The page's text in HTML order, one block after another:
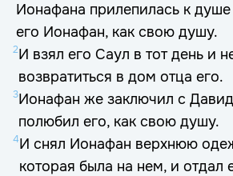
Ионафана прилепилась к
его Ионафан, как свою душу.
2И взял его Саул в тот день и
возвратиться в дом отца его.
3Ионафан же заключил с
полюбил его, как свою душу.
4И снял Ионафан верхнюю
которая была на нем, и отдал